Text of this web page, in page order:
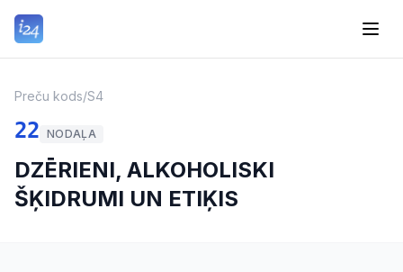
Preču kods/S4
22 NODAĻA
DZĒRIENI, ALKOHOLISKI
ŠĶIDRUMI UN ETIĶIS